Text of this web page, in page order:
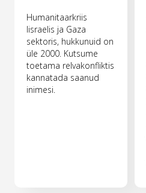
Humanitaarkriis
Iisraelis ja Gaza
sektoris, hukkunuid on
üle 2000. Kutsume
toetama relvakonfliktis
kannatada saanud
inimesi.